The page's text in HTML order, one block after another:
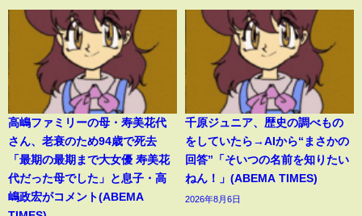
高嶋ファミリーの母・寿美花代
さん、老衰のため94歳で死去
「最期の最期まで大女優 寿美花
代だった母でした」と息子・高
嶋政宏がコメント(ABEMA
千原ジュニア、歴史の調べもの
をしていたら→AIから“まさかの
回答”「そいつの名前を知りたい
ねん！」(ABEMA TIMES)
2026年8月6日